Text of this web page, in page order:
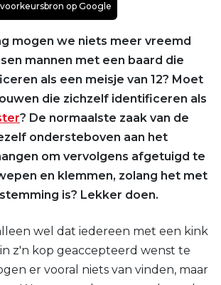
op Google
mogen we niets meer vreemd
mannen met een baard die
als een meisje van 12? Moet
die zichzelf identificeren als
? De normaalste zaak van de
ondersteboven aan het
om vervolgens afgetuigd te
en klemmen, zolang het met
is? Lekker doen.
wel dat iedereen met een kink
in z'n kop geaccepteerd wenst te
er vooral niets van vinden, maar